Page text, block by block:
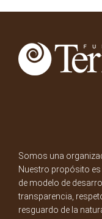
Somos una
Nuestro propósito
de modelo de
transparencia,
resguardo de la